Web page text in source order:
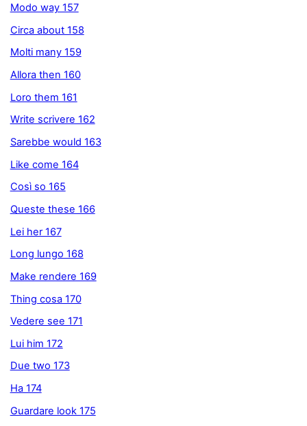
Modo way 157
Circa about 158
Molti many 159
Allora then 160
Loro them 161
Write scrivere 162
Sarebbe would 163
Like come 164
Così so 165
Queste these 166
Lei her 167
Long lungo 168
Make rendere 169
Thing cosa 170
Vedere see 171
Lui him 172
Due two 173
Ha 174
Guardare look 175